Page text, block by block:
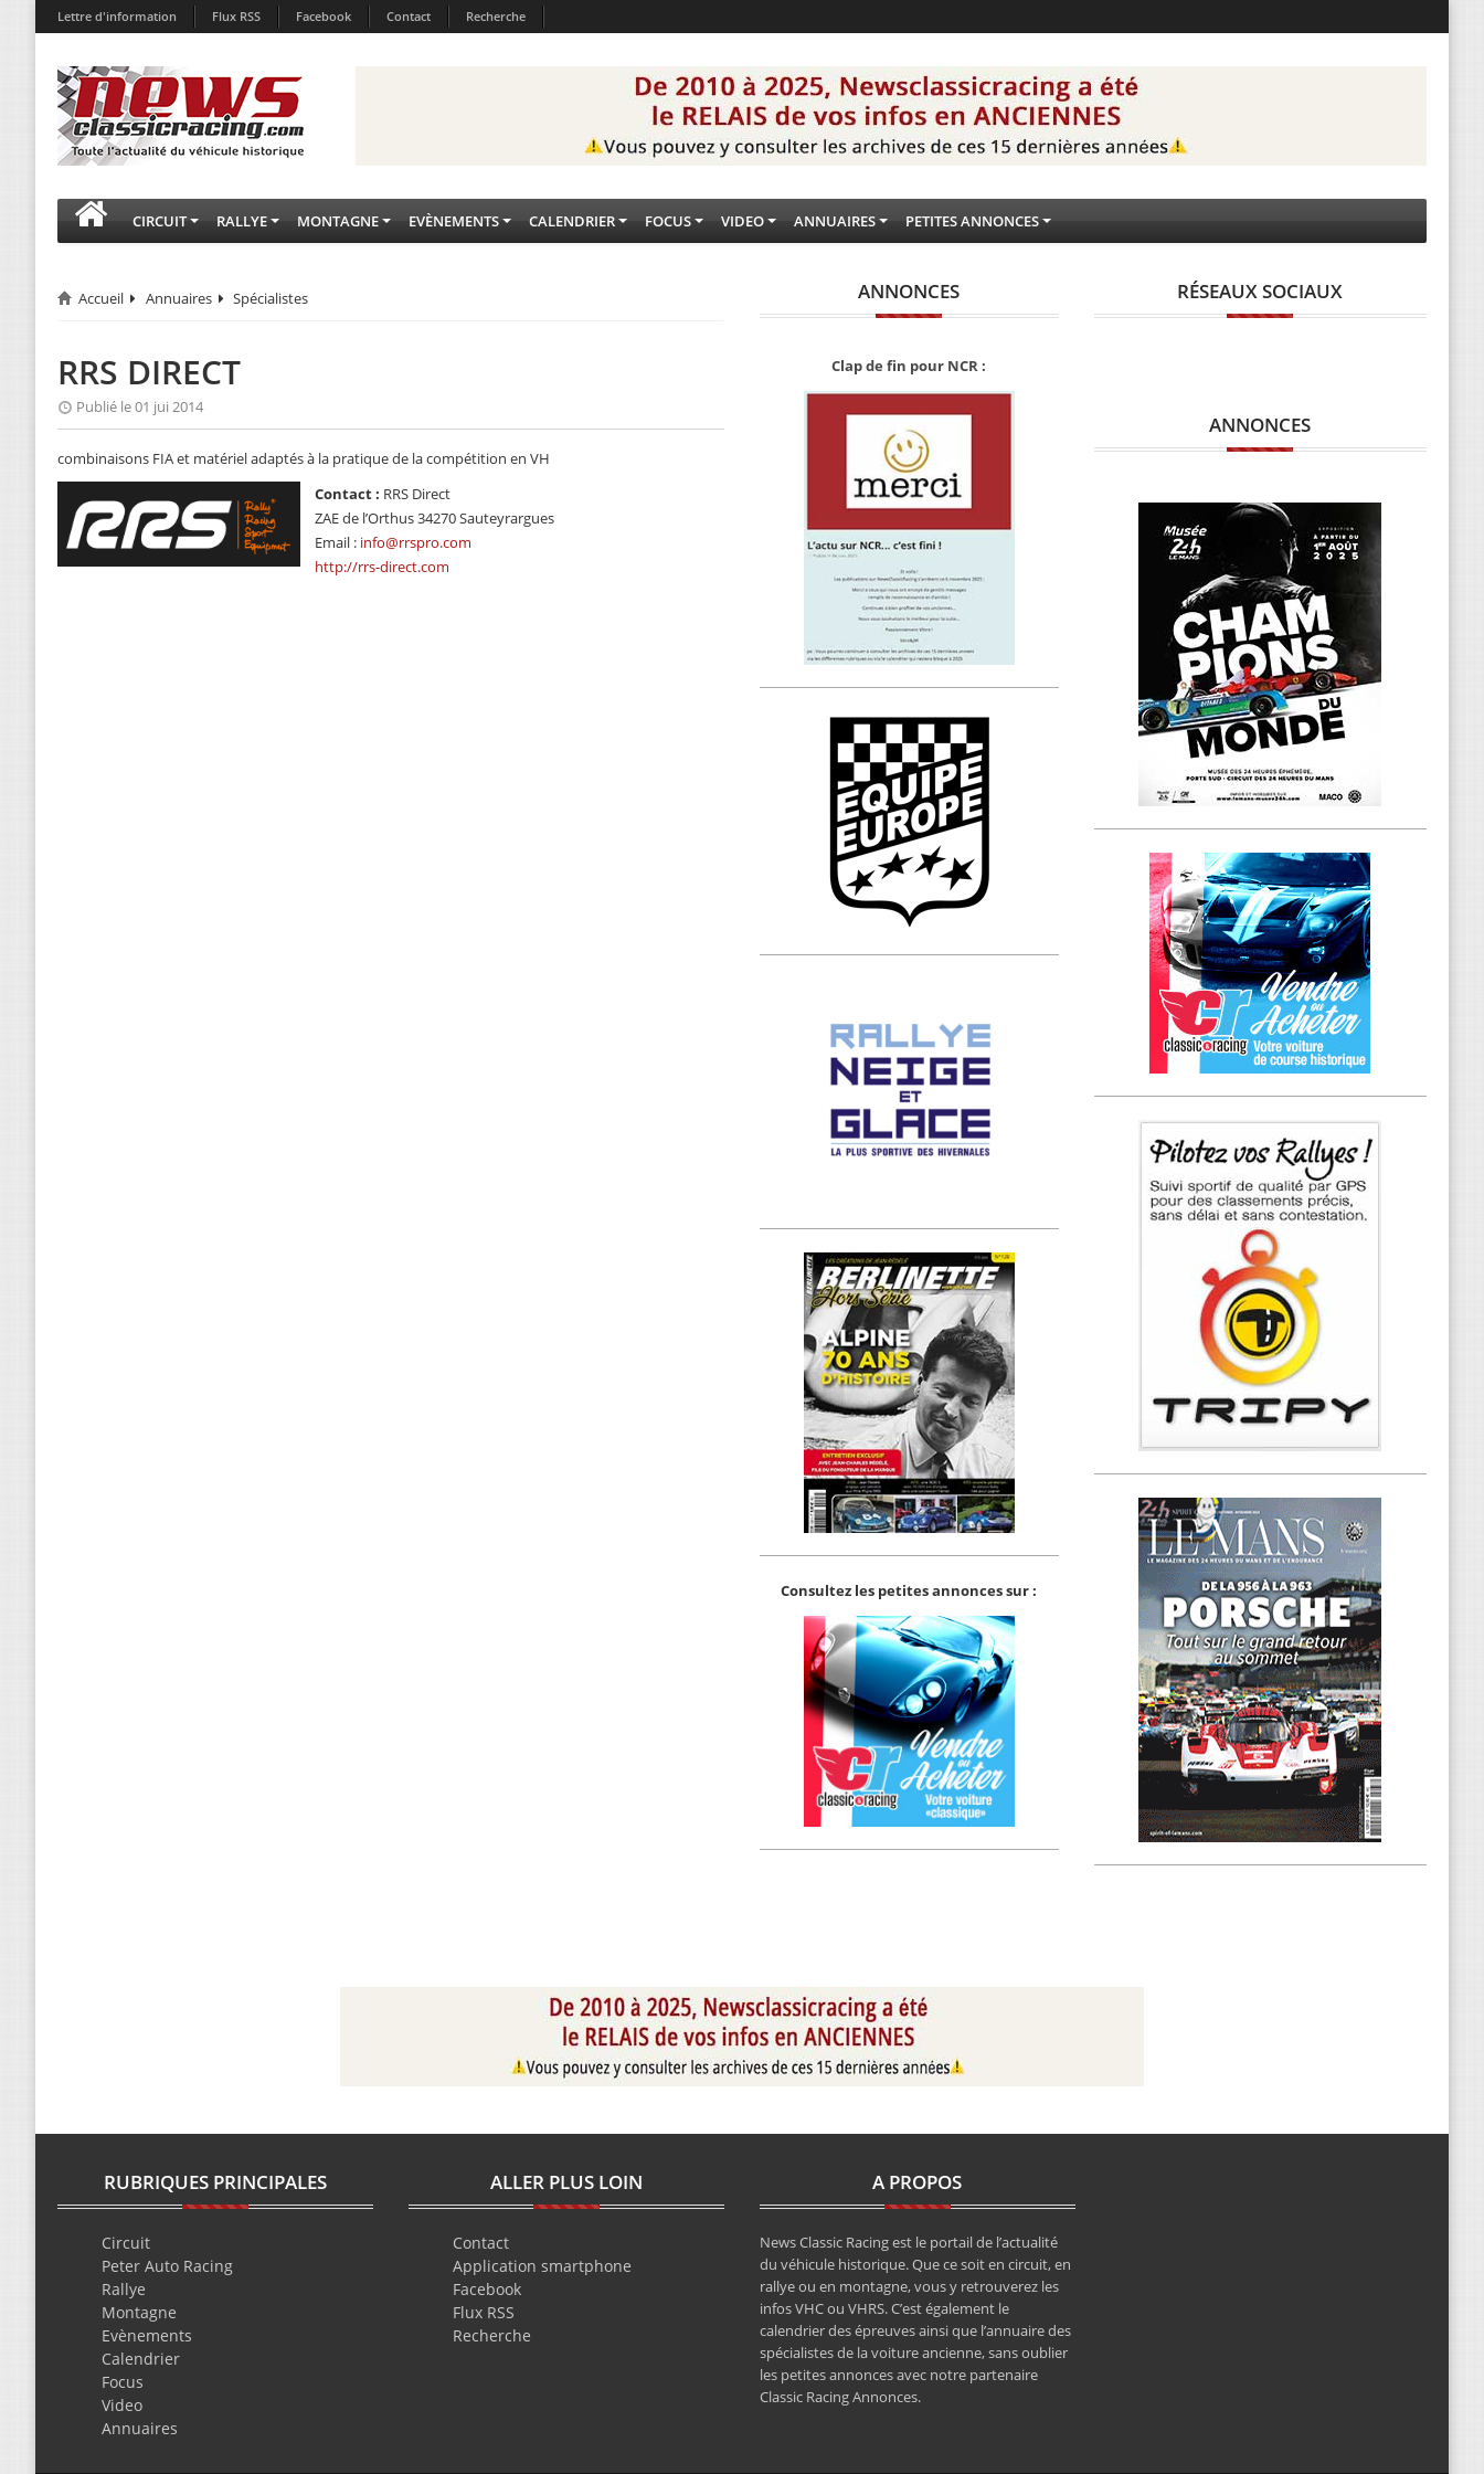
Lettre d'information Flux RSS Facebook Contact Recherche
CIRCUIT RALLYE MONTAGNE EVÈNEMENTS CALENDRIER FOCUS VIDEO ANNUAIRES PETITES ANNONCES
Accueil Annuaires Spécialistes
RRS DIRECT
Publié le 01 jui 2014
combinaisons FIA et matériel adaptés à la pratique de la compétition en VH
Contact : RRS Direct
ZAE de l’Orthus 34270 Sauteyrargues
Email : info@rrspro.com
http://rrs-direct.com
ANNONCES
Clap de fin pour NCR :
Consultez les petites annonces sur :
RÉSEAUX SOCIAUX
ANNONCES
RUBRIQUES PRINCIPALES
Circuit
Peter Auto Racing
Rallye
Montagne
Evènements
Calendrier
Focus
Video
Annuaires
ALLER PLUS LOIN
Contact
Application smartphone
Facebook
Flux RSS
Recherche
A PROPOS
News Classic Racing est le portail de l’actualité
du véhicule historique. Que ce soit en circuit, en
rallye ou en montagne, vous y retrouverez les
infos VHC ou VHRS. C’est également le
calendrier des épreuves ainsi que l’annuaire des
spécialistes de la voiture ancienne, sans oublier
les petites annonces avec notre partenaire
Classic Racing Annonces.